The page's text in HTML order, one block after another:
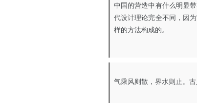
中国的营造中有什么明显
代设计理论完全不同，因
样的方法构成的。
气乘风则散，界水则止。